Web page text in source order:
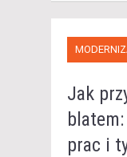
Jak
prac i